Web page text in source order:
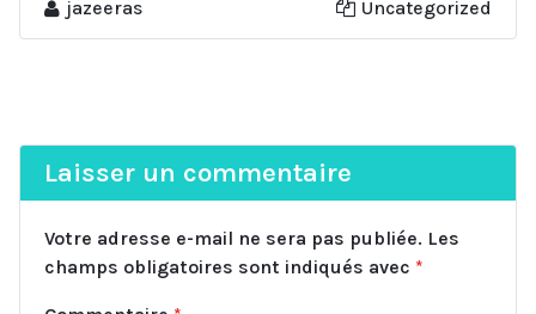
jazeeras Uncategorized
Laisser un commentaire
Votre adresse e-mail ne sera pas publiée. Les
champs obligatoires sont indiqués avec *